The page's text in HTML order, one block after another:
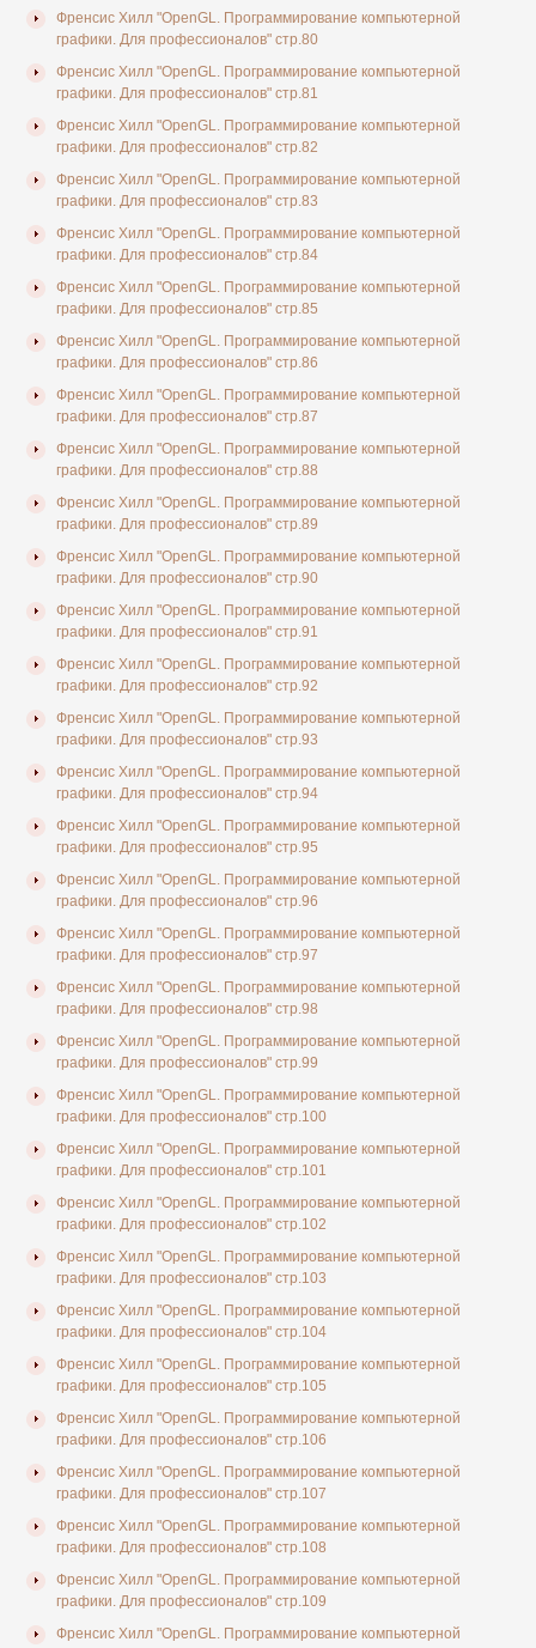
Френсис Хилл "OpenGL. Программирование компьютерной
графики. Для профессионалов" стр.80
Френсис Хилл "OpenGL. Программирование компьютерной
графики. Для профессионалов" стр.81
Френсис Хилл "OpenGL. Программирование компьютерной
графики. Для профессионалов" стр.82
Френсис Хилл "OpenGL. Программирование компьютерной
графики. Для профессионалов" стр.83
Френсис Хилл "OpenGL. Программирование компьютерной
графики. Для профессионалов" стр.84
Френсис Хилл "OpenGL. Программирование компьютерной
графики. Для профессионалов" стр.85
Френсис Хилл "OpenGL. Программирование компьютерной
графики. Для профессионалов" стр.86
Френсис Хилл "OpenGL. Программирование компьютерной
графики. Для профессионалов" стр.87
Френсис Хилл "OpenGL. Программирование компьютерной
графики. Для профессионалов" стр.88
Френсис Хилл "OpenGL. Программирование компьютерной
графики. Для профессионалов" стр.89
Френсис Хилл "OpenGL. Программирование компьютерной
графики. Для профессионалов" стр.90
Френсис Хилл "OpenGL. Программирование компьютерной
графики. Для профессионалов" стр.91
Френсис Хилл "OpenGL. Программирование компьютерной
графики. Для профессионалов" стр.92
Френсис Хилл "OpenGL. Программирование компьютерной
графики. Для профессионалов" стр.93
Френсис Хилл "OpenGL. Программирование компьютерной
графики. Для профессионалов" стр.94
Френсис Хилл "OpenGL. Программирование компьютерной
графики. Для профессионалов" стр.95
Френсис Хилл "OpenGL. Программирование компьютерной
графики. Для профессионалов" стр.96
Френсис Хилл "OpenGL. Программирование компьютерной
графики. Для профессионалов" стр.97
Френсис Хилл "OpenGL. Программирование компьютерной
графики. Для профессионалов" стр.98
Френсис Хилл "OpenGL. Программирование компьютерной
графики. Для профессионалов" стр.99
Френсис Хилл "OpenGL. Программирование компьютерной
графики. Для профессионалов" стр.100
Френсис Хилл "OpenGL. Программирование компьютерной
графики. Для профессионалов" стр.101
Френсис Хилл "OpenGL. Программирование компьютерной
графики. Для профессионалов" стр.102
Френсис Хилл "OpenGL. Программирование компьютерной
графики. Для профессионалов" стр.103
Френсис Хилл "OpenGL. Программирование компьютерной
графики. Для профессионалов" стр.104
Френсис Хилл "OpenGL. Программирование компьютерной
графики. Для профессионалов" стр.105
Френсис Хилл "OpenGL. Программирование компьютерной
графики. Для профессионалов" стр.106
Френсис Хилл "OpenGL. Программирование компьютерной
графики. Для профессионалов" стр.107
Френсис Хилл "OpenGL. Программирование компьютерной
графики. Для профессионалов" стр.108
Френсис Хилл "OpenGL. Программирование компьютерной
графики. Для профессионалов" стр.109
Френсис Хилл "OpenGL. Программирование компьютерной